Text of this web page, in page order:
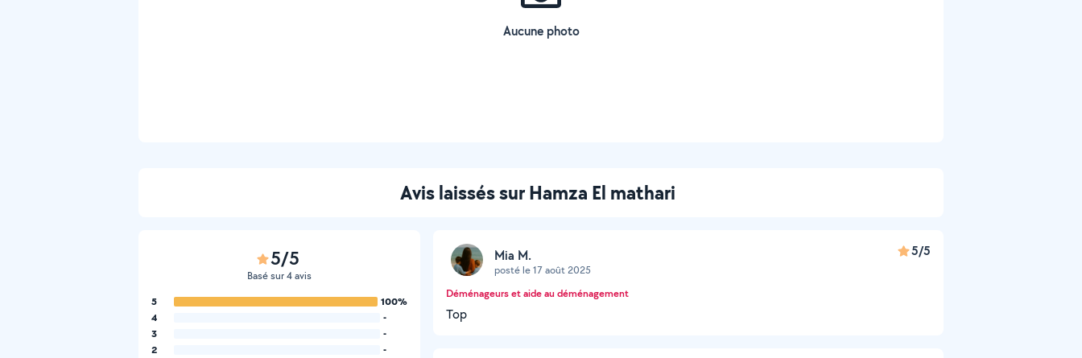
Aucune photo
Avis laissés sur Hamza El mathari
5/5
Basé sur 4 avis
5
100%
4
-
3
-
2
-
Mia M.
posté le 17 août 2025
5/5
Déménageurs et aide au déménagement
Top